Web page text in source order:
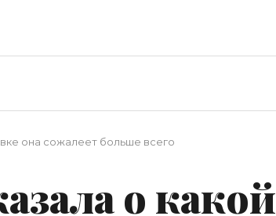
она сожалеет больше всего
о какой